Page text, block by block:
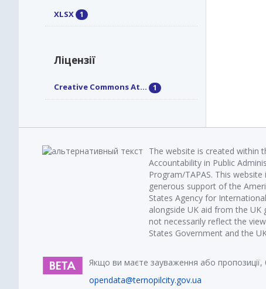
XLSX 1
Ліцензії
Creative Commons At... 1
The website is created within
Accountability in Public
Program/TAPAS. This
generous support of the
States Agency for
alongside UK aid from the
not necessarily reflect the
States Government and the
Якщо ви маєте зауваження або пропозиції,
opendata@ternopilcity.gov.ua